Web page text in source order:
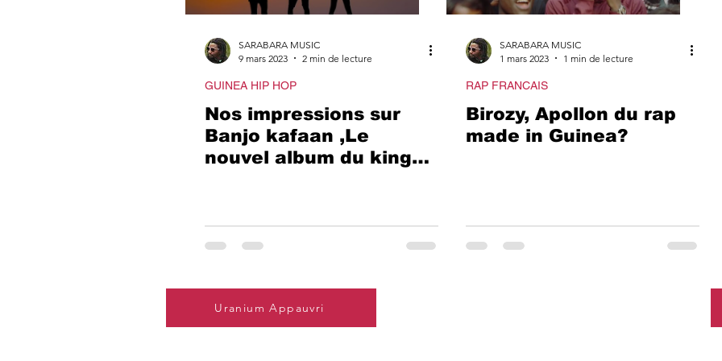
SARABARA MUSIC
9 mars 2023
2 min de lecture
GUINEA HIP HOP
Nos impressions sur
Banjo kafaan ,Le
nouvel album du king
SARABARA MUSIC
1 mars 2023
1 min de lecture
RAP FRANCAIS
Birozy, Apollon du rap
made in Guinea?
Uranium Appauvri